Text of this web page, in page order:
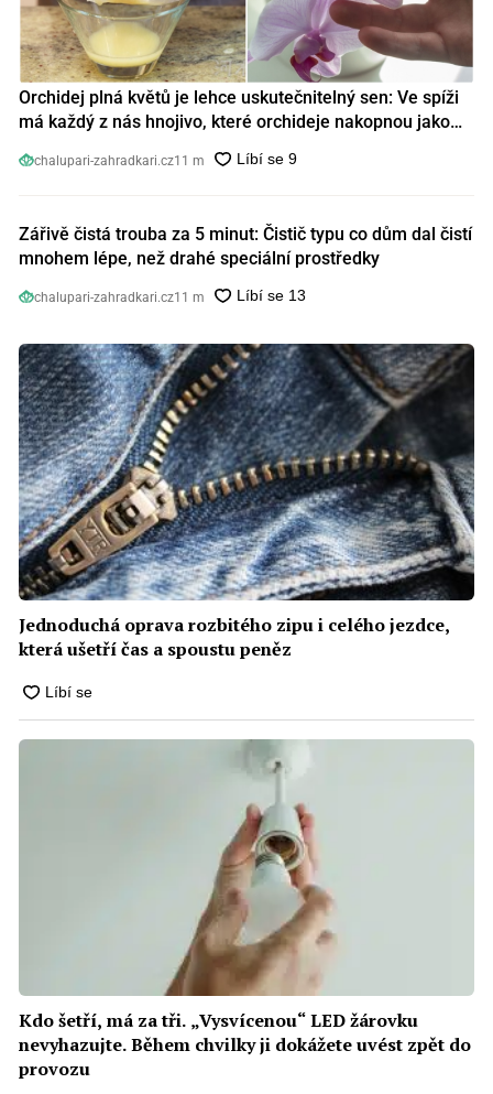
Orchidej plná květů je lehce uskutečnitelný sen: Ve spíži
má každý z nás hnojivo, které orchideje nakopnou jako
chalupari-zahradkari.cz11 m
Zářivě čistá trouba za 5 minut: Čistič typu co dům dal čistí
mnohem lépe, než drahé speciální prostředky
chalupari-zahradkari.cz11 m
Jednoduchá oprava rozbitého zipu i celého jezdce,
která ušetří čas a spoustu peněz
Kdo šetří, má za tři. „Vysvícenou“ LED žárovku
nevyhazujte. Během chvilky ji dokážete uvést zpět do
provozu